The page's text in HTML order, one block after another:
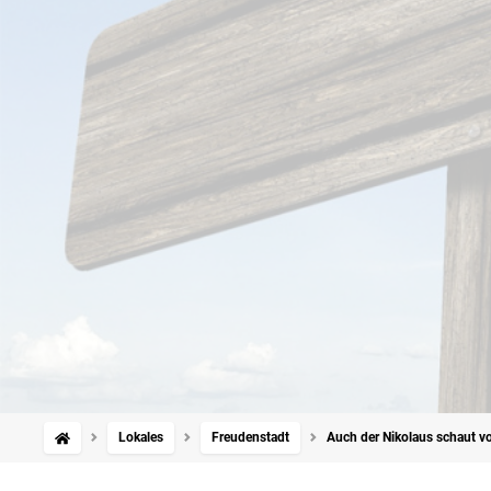
Lokales Freudenstadt Auch der Nikolaus schaut